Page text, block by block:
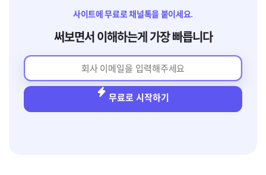
사이트에 무료로 채널톡을 붙이세요.
써보면서 이해하는게 가장 빠릅니다
무료로 시작하기